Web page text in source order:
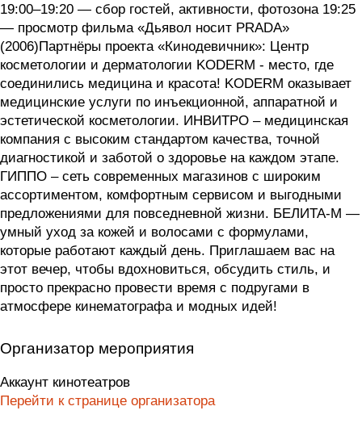
19:00–19:20 — сбор гостей, активности, фотозона 19:25
— просмотр фильма «Дьявол носит PRADA»
(2006)Партнёры проекта «Кинодевичник»: Центр
косметологии и дерматологии KODERM - место, где
соединились медицина и красота! KODERM оказывает
медицинские услуги по инъекционной, аппаратной и
эстетической косметологии. ИНВИТРО – медицинская
компания с высоким стандартом качества, точной
диагностикой и заботой о здоровье на каждом этапе.
ГИППО – сеть современных магазинов с широким
ассортиментом, комфортным сервисом и выгодными
предложениями для повседневной жизни. БЕЛИТА-М —
умный уход за кожей и волосами с формулами,
которые работают каждый день. Приглашаем вас на
этот вечер, чтобы вдохновиться, обсудить стиль, и
просто прекрасно провести время с подругами в
атмосфере кинематографа и модных идей!
Организатор мероприятия
Аккаунт кинотеатров
Перейти к странице организатора